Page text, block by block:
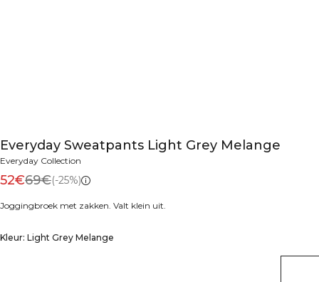
Everyday Sweatpants Light Grey Melange
Everyday Collection
52€69€(-25%)
Joggingbroek met zakken. Valt klein uit.
Kleur: Light Grey Melange